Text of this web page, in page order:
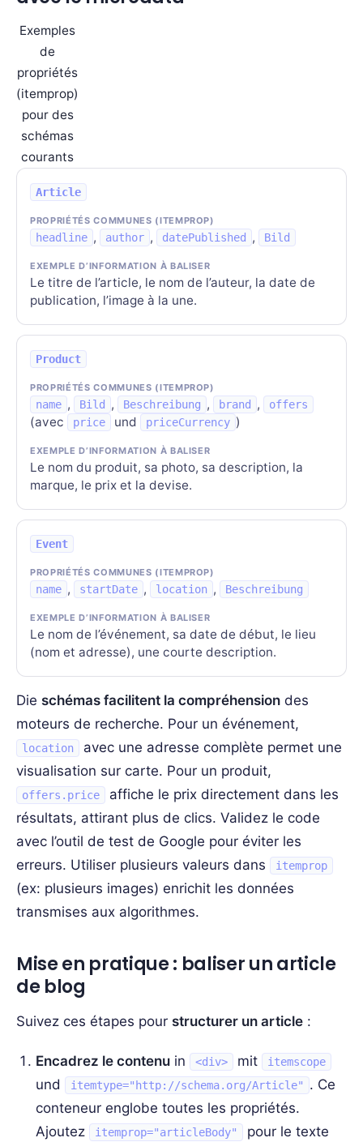
Exemples
de
propriétés
(itemprop)
pour des
schémas
courants
Article
headline , author , datePublished , Bild
Le titre de l’article, le nom de l’auteur, la date de
publication, l’image à la une.
Product
name , Bild , Beschreibung , brand , offers
(avec price und priceCurrency )
Le nom du produit, sa photo, sa description, la
marque, le prix et la devise.
Event
name , startDate , location , Beschreibung
Le nom de l’événement, sa date de début, le lieu
(nom et adresse), une courte description.
Die schémas facilitent la compréhension des
moteurs de recherche. Pour un événement,
location
avec une adresse complète permet une
visualisation sur carte. Pour un produit,
offers.price
affiche le prix directement dans les
résultats, attirant plus de clics. Validez le code
avec l’outil de test de Google pour éviter les
erreurs. Utiliser plusieurs valeurs dans
itemprop
(ex: plusieurs images) enrichit les données
transmises aux algorithmes.
Mise en pratique : baliser un article
de blog
Suivez ces étapes pour structurer un article :
Encadrez le contenu in <div> mit itemscope
und itemtype="http://schema.org/Article"
. Ce
conteneur englobe toutes les propriétés.
Ajoutez
itemprop="articleBody"
pour le texte